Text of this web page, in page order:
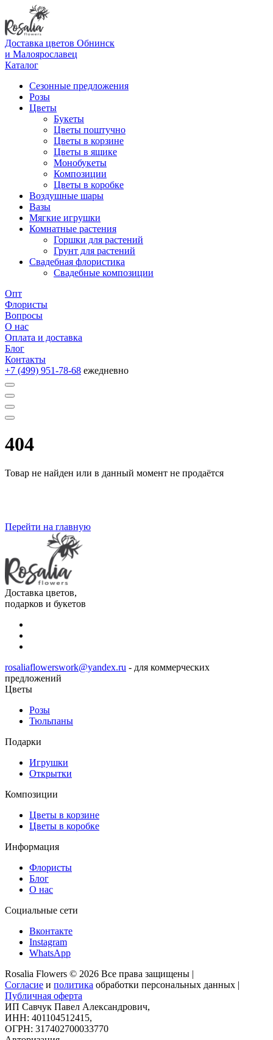
Доставка цветов Обнинск
и Малоярославец
Каталог
Сезонные предложения
Розы
Цветы
Букеты
Цветы поштучно
Цветы в корзине
Цветы в ящике
Монобукеты
Композиции
Цветы в коробке
Воздушные шары
Вазы
Мягкие игрушки
Комнатные растения
Горшки для растений
Грунт для растений
Свадебная флористика
Свадебные композиции
Опт
Флористы
Вопросы
О нас
Оплата и доставка
Блог
Контакты
+7 (499) 951-78-68 ежедневно
404
Товар не найден или в данный момент не продаётся
Перейти на главную
Доставка цветов,
подарков и букетов
rosaliaflowerswork@yandex.ru - для коммерческих
предложений
Цветы
Розы
Тюльпаны
Подарки
Игрушки
Открытки
Композиции
Цветы в корзине
Цветы в коробке
Информация
Флористы
Блог
О нас
Социальные сети
Вконтакте
Instagram
WhatsApp
Rosalia Flowers © 2026 Все права защищены |
Согласие и политика обработки персональных данных |
Публичная оферта
ИП Савчук Павел Александрович,
ИНН: 401104512415,
ОГРН: 317402700033770